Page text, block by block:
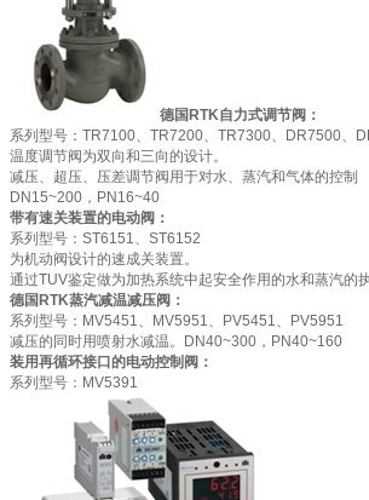
德国RTK自力式调节阀：
系列型号：TR7100、TR7200、TR7300、DR7500、
温度调节阀为双向和三向的设计。
减压、超压、压差调节阀用于对水、蒸汽和气体的控制
DN15~200，PN16~40
带有速关装置的电动阀：
系列型号：ST6151、ST6152
为机动阀设计的速成关装置。
通过TUV鉴定做为加热系统中起安全作用的水和蒸汽的
德国RTK蒸汽减温减压阀：
系列型号：MV5451、MV5951、PV5451、PV5951
减压的同时用喷射水减温。DN40~300，PN40~160
装用再循环接口的电动控制阀：
系列型号：MV5391